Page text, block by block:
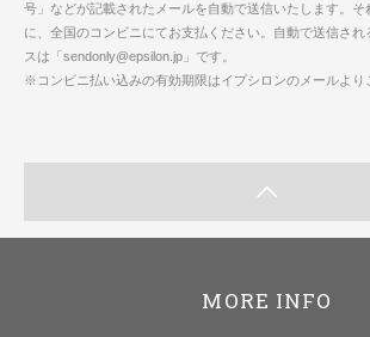
号」などが記載されたメールを自動で送信いたします。そ
に、全国のコンビニにてお支払ください。自動で送信さ
スは「sendonly@epsilon.jp」です。
※コンビニ払い込みの有効期限はイプシロンのメールより
MORE INFO